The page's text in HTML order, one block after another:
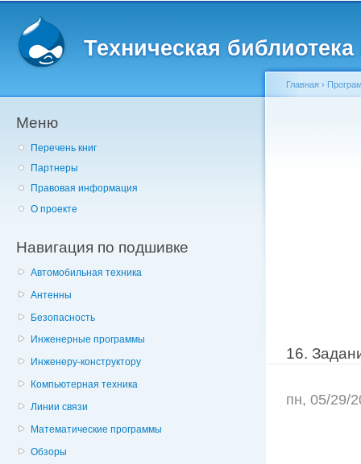
Техническая
Меню
Перечень книг
Партнеры
Правовая информация
О проекте
Навигация по подшивке
Автомобильная техника
Антенны
Безопасность
Инженерные программы
Инженеру-конструктору
Компьютерная техника
Линии связи
Математические программы
Обзоры
Главная ›
16.
пн, 05/29/